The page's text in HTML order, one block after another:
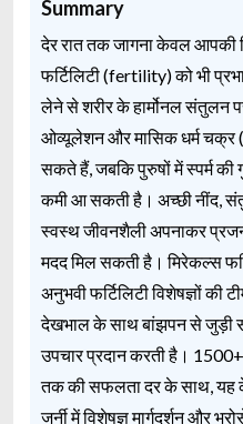
Summary
देर रात तक जागना केवल आपकी
फर्टिलिटी (fertility) को भी
लेने से शरीर के हार्मोनल संतुलन
ओव्यूलेशन और मासिक धर्म चक्र
सकते हैं, जबकि पुरुषों में स्पर्म की
कमी आ सकती है। अच्छी नींद,
स्वस्थ जीवनशैली अपनाकर
मदद मिल सकती है। मिरेकल्स
अनुभवी फर्टिलिटी विशेषज्ञों
देखभाल के साथ बांझपन से जुड़ी
उपचार प्रदान करती है।
तक की सफलता दर के साथ, यह
जर्नी में विशेषज्ञ मार्गदर्शन और